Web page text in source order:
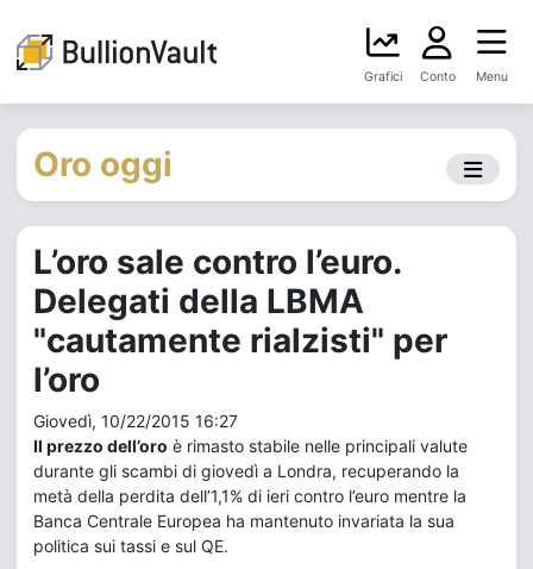
Grafici Conto Menu
Oro oggi
L’oro sale contro l’euro.
Delegati della LBMA
"cautamente rialzisti" per
l’oro
Giovedì, 10/22/2015 16:27
Il prezzo dell’oro è rimasto stabile nelle principali valute
durante gli scambi di giovedì a Londra, recuperando la
metà della perdita dell’1,1% di ieri contro l’euro mentre la
Banca Centrale Europea ha mantenuto invariata la sua
politica sui tassi e sul QE.